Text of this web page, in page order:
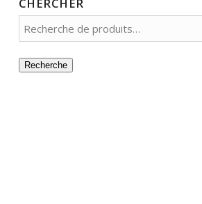
CHERCHER
Recherche